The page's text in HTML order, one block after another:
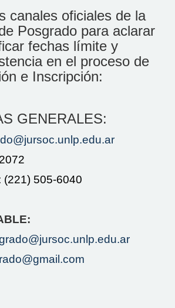
canales oficiales de la
Posgrado para aclarar
fechas límite y
en el proceso de
e Inscripción:
GENERALES:
(221) 505-6040